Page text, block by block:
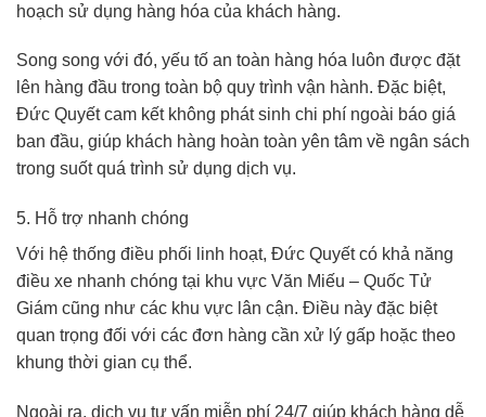
hoạch sử dụng hàng hóa của khách hàng.
Song song với đó, yếu tố an toàn hàng hóa luôn được đặt
lên hàng đầu trong toàn bộ quy trình vận hành. Đặc biệt,
Đức Quyết cam kết không phát sinh chi phí ngoài báo giá
ban đầu, giúp khách hàng hoàn toàn yên tâm về ngân sách
trong suốt quá trình sử dụng dịch vụ.
5. Hỗ trợ nhanh chóng
Với hệ thống điều phối linh hoạt, Đức Quyết có khả năng
điều xe nhanh chóng tại khu vực Văn Miếu – Quốc Tử
Giám cũng như các khu vực lân cận. Điều này đặc biệt
quan trọng đối với các đơn hàng cần xử lý gấp hoặc theo
khung thời gian cụ thể.
Ngoài ra, dịch vụ tư vấn miễn phí 24/7 giúp khách hàng dễ